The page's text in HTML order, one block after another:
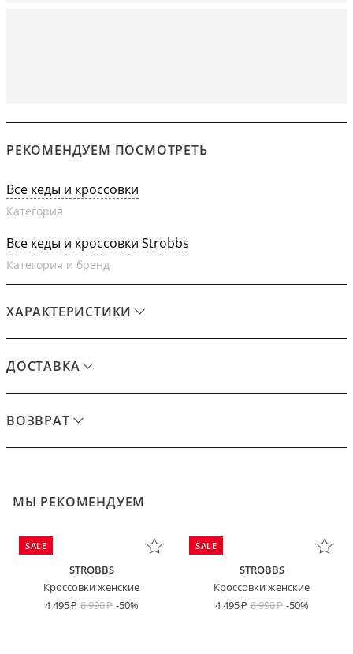
РЕКОМЕНДУЕМ ПОСМОТРЕТЬ
Все кеды и кроссовки
Категория
Все кеды и кроссовки Strobbs
Категория и бренд
ХАРАКТЕРИСТИКИ
ДОСТАВКА
ВОЗВРАТ
МЫ РЕКОМЕНДУЕМ
SALE
STROBBS
Кроссовки женские
4 495
8 990 -50%
SALE
STROBBS
Кроссовки женские
4 495
8 990 -50%